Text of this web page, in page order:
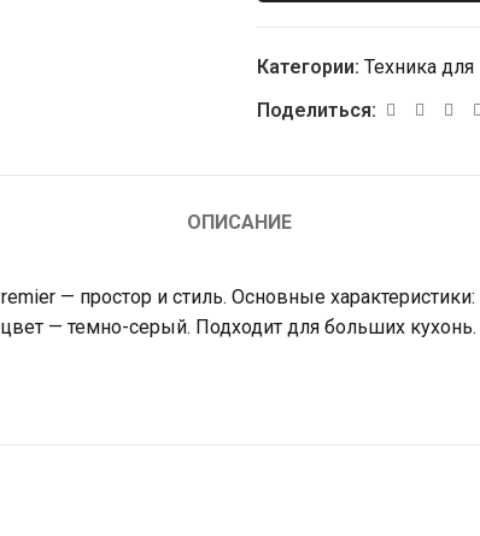
Категории: Техника для
Поделиться:
ОПИСАНИЕ
— простор и стиль. Основные
— темно-серый. Подходит для больших